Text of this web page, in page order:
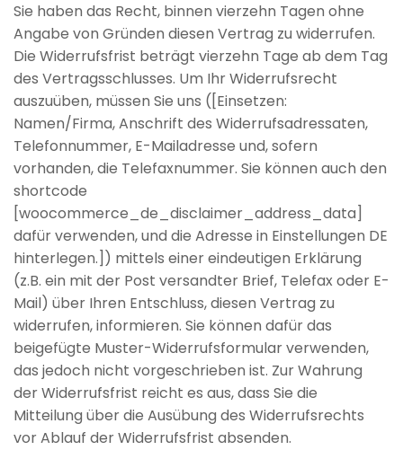
Sie haben das Recht, binnen vierzehn Tagen ohne
Angabe von Gründen diesen Vertrag zu widerrufen.
Die Widerrufsfrist beträgt vierzehn Tage ab dem Tag
des Vertragsschlusses. Um Ihr Widerrufsrecht
auszuüben, müssen Sie uns ([Einsetzen:
Namen/Firma, Anschrift des Widerrufsadressaten,
Telefonnummer, E-Mailadresse und, sofern
vorhanden, die Telefaxnummer. Sie können auch den
shortcode
[woocommerce_de_disclaimer_address_data]
dafür verwenden, und die Adresse in Einstellungen DE
hinterlegen.]) mittels einer eindeutigen Erklärung
(z.B. ein mit der Post versandter Brief, Telefax oder E-
Mail) über Ihren Entschluss, diesen Vertrag zu
widerrufen, informieren. Sie können dafür das
beigefügte Muster-Widerrufsformular verwenden,
das jedoch nicht vorgeschrieben ist. Zur Wahrung
der Widerrufsfrist reicht es aus, dass Sie die
Mitteilung über die Ausübung des Widerrufsrechts
vor Ablauf der Widerrufsfrist absenden.